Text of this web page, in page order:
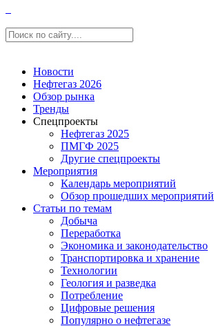
Новости
Нефтегаз 2026
Обзор рынка
Тренды
Спецпроекты
Нефтегаз 2025
ПМГФ 2025
Другие спецпроекты
Мероприятия
Календарь мероприятий
Обзор прошедших мероприятий
Статьи по темам
Добыча
Переработка
Экономика и законодательство
Транспортировка и хранение
Технологии
Геология и разведка
Потребление
Цифровые решения
Популярно о нефтегазе